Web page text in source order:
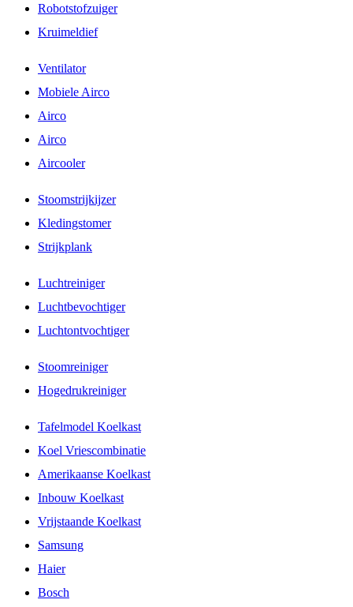
Robotstofzuiger
Kruimeldief
Ventilator
Mobiele Airco
Airco
Airco
Aircooler
Stoomstrijkijzer
Kledingstomer
Strijkplank
Luchtreiniger
Luchtbevochtiger
Luchtontvochtiger
Stoomreiniger
Hogedrukreiniger
Tafelmodel Koelkast
Koel Vriescombinatie
Amerikaanse Koelkast
Inbouw Koelkast
Vrijstaande Koelkast
Samsung
Haier
Bosch